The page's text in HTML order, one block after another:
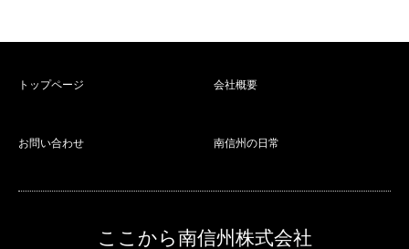
トップページ 会社概要
お問い合わせ 南信州の日常
ここから南信州株式会社